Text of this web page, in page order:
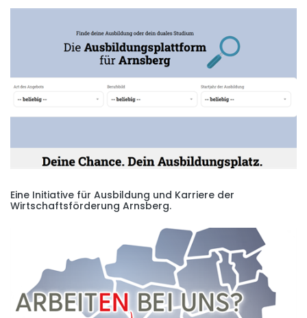
Eine Initiative für Ausbildung und Karriere der
Wirtschaftsförderung Arnsberg.